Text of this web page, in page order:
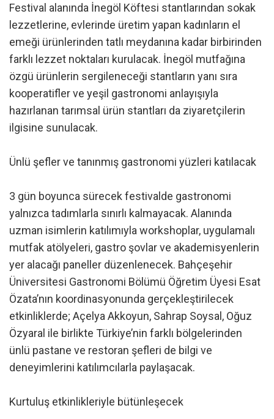
Festival alanında İnegöl Köftesi stantlarından sokak
lezzetlerine, evlerinde üretim yapan kadınların el
emeği ürünlerinden tatlı meydanına kadar birbirinden
farklı lezzet noktaları kurulacak. İnegöl mutfağına
özgü ürünlerin sergileneceği stantların yanı sıra
kooperatifler ve yeşil gastronomi anlayışıyla
hazırlanan tarımsal ürün stantları da ziyaretçilerin
ilgisine sunulacak.
Ünlü şefler ve tanınmış gastronomi yüzleri katılacak
3 gün boyunca sürecek festivalde gastronomi
yalnızca tadımlarla sınırlı kalmayacak. Alanında
uzman isimlerin katılımıyla workshoplar, uygulamalı
mutfak atölyeleri, gastro şovlar ve akademisyenlerin
yer alacağı paneller düzenlenecek. Bahçeşehir
Üniversitesi Gastronomi Bölümü Öğretim Üyesi Esat
Özata’nın koordinasyonunda gerçekleştirilecek
etkinliklerde; Açelya Akkoyun, Sahrap Soysal, Oğuz
Özyaral ile birlikte Türkiye’nin farklı bölgelerinden
ünlü pastane ve restoran şefleri de bilgi ve
deneyimlerini katılımcılarla paylaşacak.
Kurtuluş etkinlikleriyle bütünleşecek